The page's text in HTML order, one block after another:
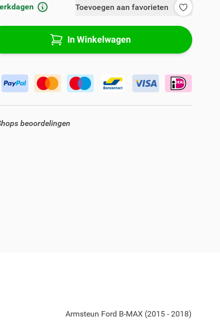
Toevoegen aan favorieten
In Winkelwagen
beoordelingen
Armsteun Ford B-MAX (2015 - 2018)